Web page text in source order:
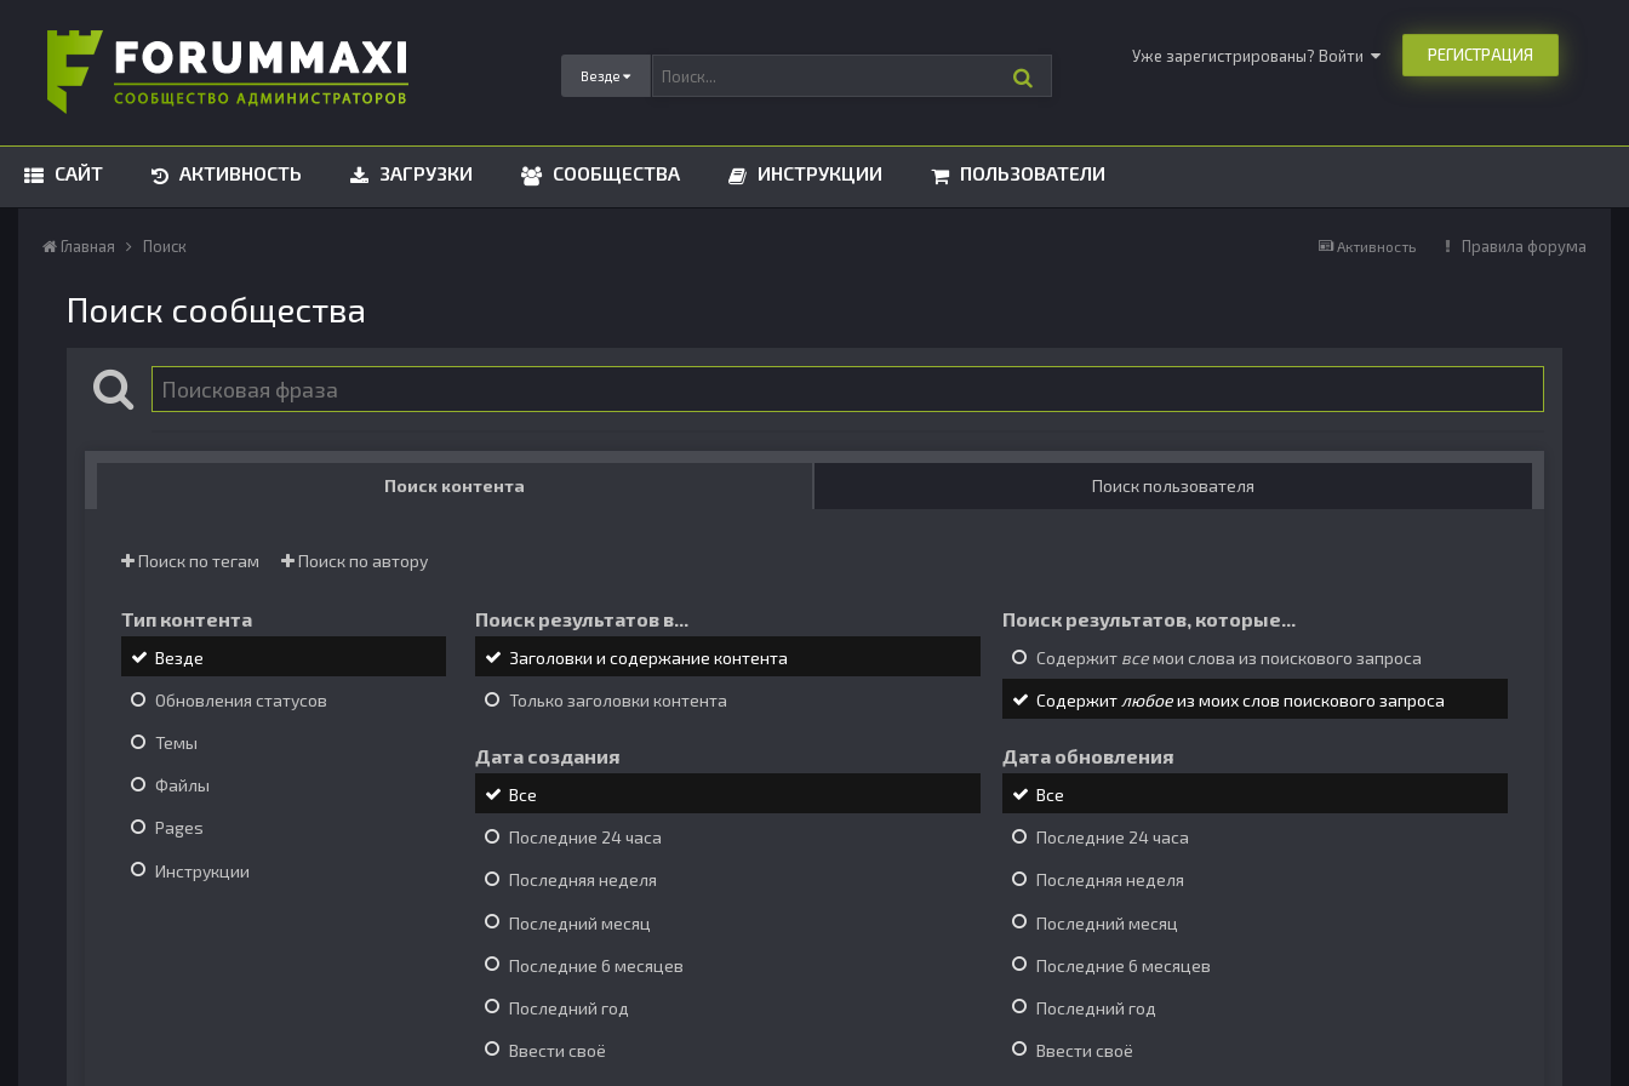
Везде
Уже зарегистрированы? Войти РЕГИСТРАЦИЯ
САЙТ АКТИВНОСТЬ ЗАГРУЗКИ СООБЩЕСТВА ИНСТРУКЦИИ ПОЛЬЗОВАТЕЛИ
Активность Правила форума
Главная Поиск
Поиск сообщества
Поиск контента Поиск пользователя
Поиск по тегам Поиск по автору
Тип контента
Везде
Обновления статусов
Темы
Файлы
Pages
Инструкции
Поиск результатов в...
Заголовки и содержание контента
Только заголовки контента
Поиск результатов, которые...
Содержит всемои слова из поискового запроса
Содержит любоеиз моих слов поискового запроса
Дата создания
Все
Последние 24 часа
Последняя неделя
Последний месяц
Последние 6 месяцев
Последний год
Ввести своё
Дата обновления
Все
Последние 24 часа
Последняя неделя
Последний месяц
Последние 6 месяцев
Последний год
Ввести своё